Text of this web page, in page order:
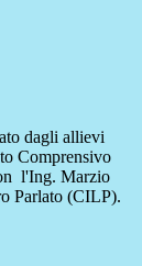
dagli allievi
Comprensivo
l'Ing. Marzio
Parlato (CILP).